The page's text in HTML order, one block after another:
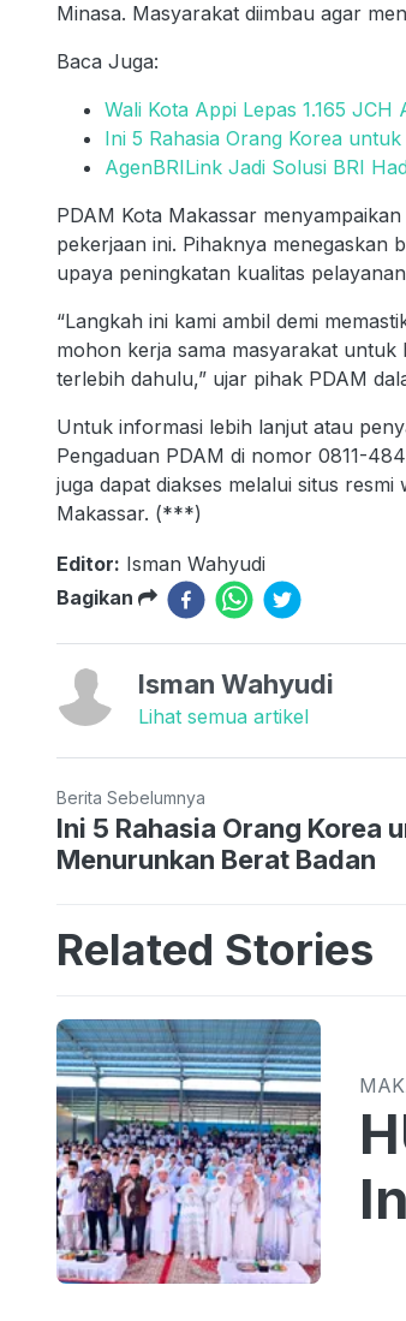
Minasa. Masyarakat diimbau agar
Baca Juga:
Wali Kota Appi Lepas 1.165
Ini 5 Rahasia Orang Korea
AgenBRILink Jadi Solusi BRI
PDAM Kota Makassar
pekerjaan ini. Pihaknya menegaskan
upaya peningkatan kualitas
“Langkah ini kami ambil demi
mohon kerja sama masyarakat
terlebih dahulu,” ujar pihak PDAM
Untuk informasi lebih lanjut atau
Pengaduan PDAM di nomor 0811-
juga dapat diakses melalui situs
Makassar. (***)
Editor: Isman Wahyudi
Bagikan
Isman Wahyudi
Lihat semua artikel
Berita Sebelumnya
Ini 5 Rahasia Orang Korea
Menurunkan Berat Badan
Related Stories